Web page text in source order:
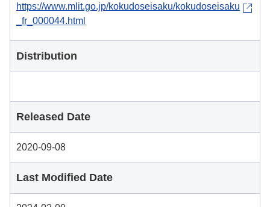
https://www.mlit.go.jp/kokudoseisaku/kokudoseisaku
_fr_000044.html
Distribution
Released Date
2020-09-08
Last Modified Date